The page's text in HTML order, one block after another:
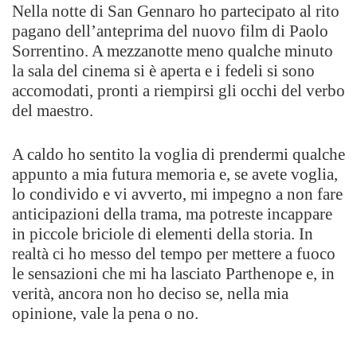
Nella notte di San Gennaro ho partecipato al rito
pagano dell’anteprima del nuovo film di Paolo
Sorrentino. A mezzanotte meno qualche minuto
la sala del cinema si è aperta e i fedeli si sono
accomodati, pronti a riempirsi gli occhi del verbo
del maestro.
A caldo ho sentito la voglia di prendermi qualche
appunto a mia futura memoria e, se avete voglia,
lo condivido e vi avverto, mi impegno a non fare
anticipazioni della trama, ma potreste incappare
in piccole briciole di elementi della storia. In
realtà ci ho messo del tempo per mettere a fuoco
le sensazioni che mi ha lasciato Parthenope e, in
verità, ancora non ho deciso se, nella mia
opinione, vale la pena o no.